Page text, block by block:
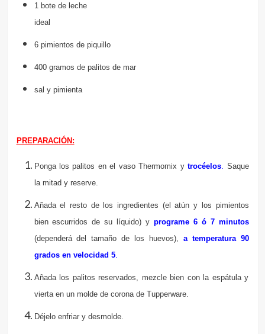
1 bote de leche
ideal
6 pimientos de piquillo
400 gramos de palitos de mar
sal y pimienta
PREPARACIÓN:
Ponga los palitos en el vaso Thermomix ytrocéelos
Saque
la mitad y reserve.
Añada el resto de los ingredientes (el atún y los pimientos
bien escurridos de su líquido) y programe 6 ó 7 minutos
(dependerá del tamaño de los huevos), a temperatura 90
grados en velocidad 5.
Añada los palitos reservados, mezcle bien con la espátula y
vierta en un molde de corona de Tupperware.
Déjelo enfriar y desmolde.